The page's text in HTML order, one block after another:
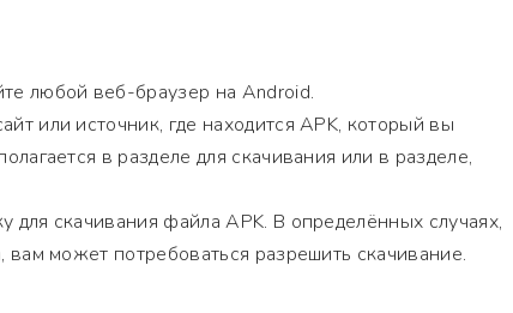
любой веб-браузер на Android.
или источник, где находится APK, который вы
в разделе для скачивания или в разделе,
для скачивания файла APK. В определённых случаях,
вам может потребоваться разрешить скачивание.